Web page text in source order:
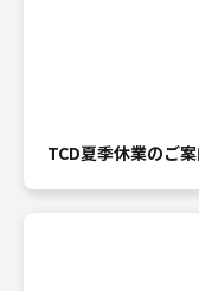
TCD夏季休業のご